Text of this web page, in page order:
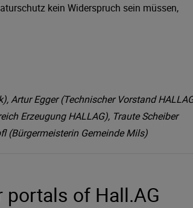
kein Widerspruch sein müssen,
Artur Egger (Technischer Vorstand
Erzeugung HALLAG), Traute Scheiber
(Bürgermeisterin Gemeinde Mils)
portals of Hall.AG